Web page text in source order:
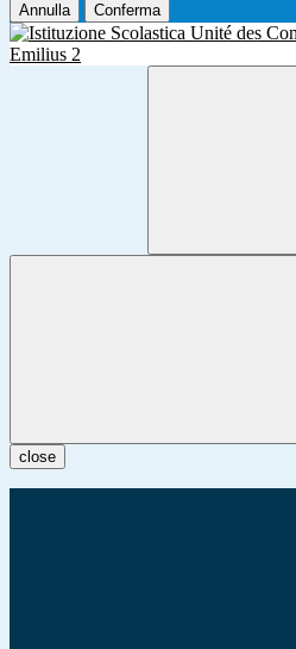
Annulla Conferma
close